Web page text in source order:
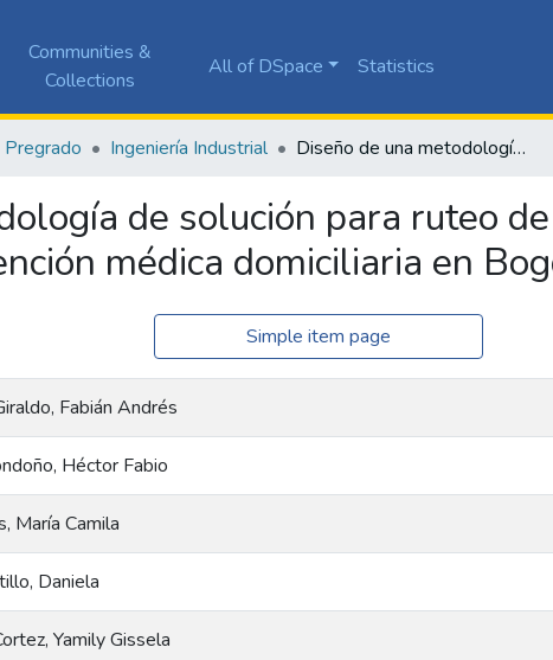
Communities &
Collections
All of DSpace Statistics
Pregrado Ingeniería Industrial Diseño de una metodología de solución para ruteo de vehículos y asignación de personal para atención médica domiciliaria en Bogotá
de solución para ruteo
médica domiciliaria en
Simple item page
Fabián Andrés
Héctor Fabio
María Camila
Daniela
Yamily Gissela